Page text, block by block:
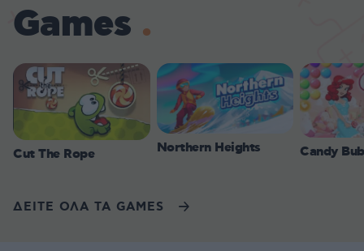
Games
Cut The Rope Northern Heights Candy
ΔΕΙΤΕ ΟΛΑ ΤΑ GAMES